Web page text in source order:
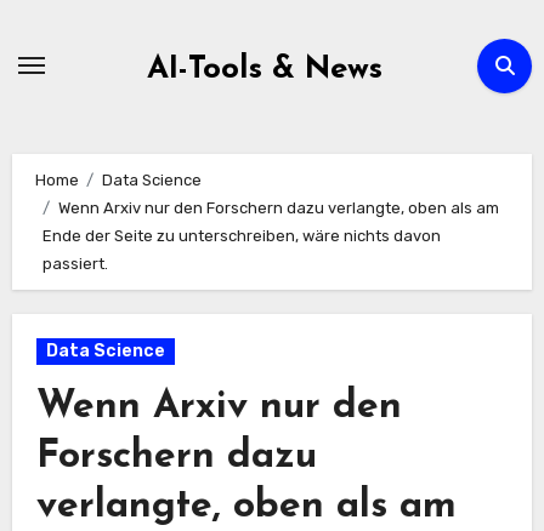
AI-Tools & News
Home
Data Science
Wenn Arxiv nur den Forschern dazu verlangte, oben als am
Ende der Seite zu unterschreiben, wäre nichts davon
passiert.
Data Science
Wenn Arxiv nur den
Forschern dazu
verlangte, oben als am